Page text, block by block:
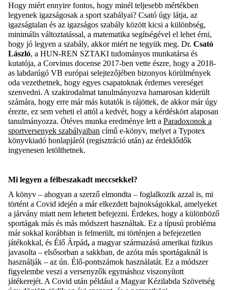
Hogy miért ennyire fontos, hogy minél teljesebb mértékben
legyenek igazságosak a sport szabályai? Csató úgy látja, az
igazságtalan és az igazságos szabály között kicsi a különbség,
minimális változtatással, a matematika segítségével el lehet érni,
hogy jó legyen a szabály, akkor miért ne tegyük meg. Dr. Csató
László, a HUN-REN SZTAKI tudományos munkatársa és
kutatója, a Corvinus docense 2017-ben vette észre, hogy a 2018-
as labdarúgó VB európai selejtezőjében bizonyos körülmények
oda vezethetnek, hogy egyes csapatoknak érdemes vereséget
szenvedni. A szakirodalmat tanulmányozva hamarosan kiderült
számára, hogy erre már más kutatók is rájöttek, de akkor már úgy
érezte, ez sem veheti el attól a kedvét, hogy a kérdéskört alaposan
tanulmányozza. Ötéves munka eredménye lett a Paradoxonok a
sportversenyek szabályaiban című e-könyv, melyet a Typotex
könyvkiadó honlapjáról (regisztráció után) az érdeklődők
ingyenesen letölthetnek.
Mi legyen a félbeszakadt meccsekkel?
A könyv – ahogyan a szerző elmondta – foglalkozik azzal is, mi
történt a Covid idején a már elkezdett bajnokságokkal, amelyeket
a járvány miatt nem lehetett befejezni. Érdekes, hogy a különböző
sportágak más és más módszert használtak. Ez a típusú probléma
már sokkal korábban is felmerült, mi történjen a befejezetlen
játékokkal, és Élő Árpád, a magyar származású amerikai fizikus
javasolta – elsősorban a sakkban, de azóta más sportágaknál is
használják – az ún. Élő-pontszámok használatát. Ez a módszer
figyelembe veszi a versenyzők egymáshoz viszonyított
játékerejét. A Covid után például a Magyar Kézilabda Szövetség